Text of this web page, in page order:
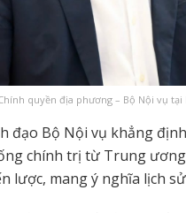
quyền địa phương – Bộ Nội vụ
đạo Bộ Nội vụ khẳng
chính trị từ Trung
lược, mang ý nghĩa lịch